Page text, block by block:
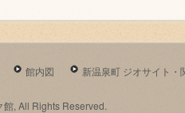
館内図 新温泉町 ジオサイト・
, All Rights Reserved.